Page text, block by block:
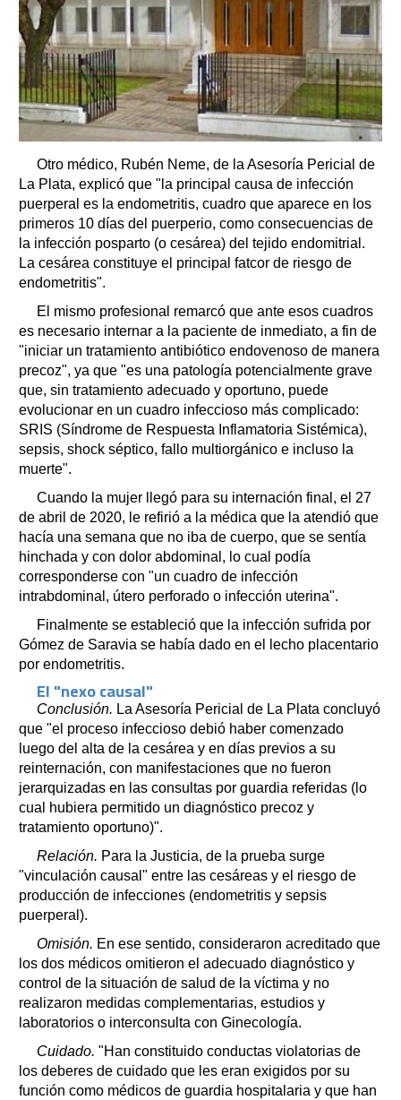
Otro médico, Rubén Neme, de la Asesoría Pericial de
La Plata, explicó que "la principal causa de infección
puerperal es la endometritis, cuadro que aparece en los
primeros 10 días del puerperio, como consecuencias de
la infección posparto (o cesárea) del tejido endomitrial.
La cesárea constituye el principal fatcor de riesgo de
endometritis".
El mismo profesional remarcó que ante esos cuadros
es necesario internar a la paciente de inmediato, a fin de
"iniciar un tratamiento antibiótico endovenoso de manera
precoz", ya que "es una patología potencialmente grave
que, sin tratamiento adecuado y oportuno, puede
evolucionar en un cuadro infeccioso más complicado:
SRIS (Síndrome de Respuesta Inflamatoria Sistémica),
sepsis, shock séptico, fallo multiorgánico e incluso la
muerte".
Cuando la mujer llegó para su internación final, el 27
de abril de 2020, le refirió a la médica que la atendió que
hacía una semana que no iba de cuerpo, que se sentía
hinchada y con dolor abdominal, lo cual podía
corresponderse con "un cuadro de infección
intrabdominal, útero perforado o infección uterina".
Finalmente se estableció que la infección sufrida por
Gómez de Saravia se había dado en el lecho placentario
por endometritis.
El "nexo causal"
Conclusión. La Asesoría Pericial de La Plata concluyó
que "el proceso infeccioso debió haber comenzado
luego del alta de la cesárea y en días previos a su
reinternación, con manifestaciones que no fueron
jerarquizadas en las consultas por guardia referidas (lo
cual hubiera permitido un diagnóstico precoz y
tratamiento oportuno)".
Relación. Para la Justicia, de la prueba surge
"vinculación causal" entre las cesáreas y el riesgo de
producción de infecciones (endometritis y sepsis
puerperal).
Omisión. En ese sentido, consideraron acreditado que
los dos médicos omitieron el adecuado diagnóstico y
control de la situación de salud de la víctima y no
realizaron medidas complementarias, estudios y
laboratorios o interconsulta con Ginecología.
Cuidado. "Han constituido conductas violatorias de
los deberes de cuidado que les eran exigidos por su
función como médicos de guardia hospitalaria y que han